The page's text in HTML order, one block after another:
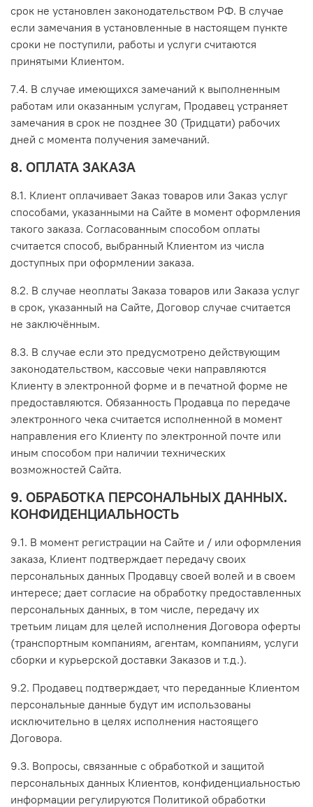
срок не установлен законодательством РФ. В случае
если замечания в установленные в настоящем пункте
сроки не поступили, работы и услуги считаются
принятыми Клиентом.
7.4. В случае имеющихся замечаний к выполненным
работам или оказанным услугам, Продавец устраняет
замечания в срок не позднее 30 (Тридцати) рабочих
дней с момента получения замечаний.
8. ОПЛАТА ЗАКАЗА
8.1. Клиент оплачивает Заказ товаров или Заказ услуг
способами, указанными на Сайте в момент оформления
такого заказа. Согласованным способом оплаты
считается способ, выбранный Клиентом из числа
доступных при оформлении заказа.
8.2. В случае неоплаты Заказа товаров или Заказа услуг
в срок, указанный на Сайте, Договор случае считается
не заключённым.
8.3. В случае если это предусмотрено действующим
законодательством, кассовые чеки направляются
Клиенту в электронной форме и в печатной форме не
предоставляются. Обязанность Продавца по передаче
электронного чека считается исполненной в момент
направления его Клиенту по электронной почте или
иным способом при наличии технических
возможностей Сайта.
9. ОБРАБОТКА ПЕРСОНАЛЬНЫХ ДАННЫХ.
КОНФИДЕНЦИАЛЬНОСТЬ
9.1. В момент регистрации на Сайте и / или оформления
заказа, Клиент подтверждает передачу своих
персональных данных Продавцу своей волей и в своем
интересе; дает согласие на обработку предоставленных
персональных данных, в том числе, передачу их
третьим лицам для целей исполнения Договора оферты
(транспортным компаниям, агентам, компаниям, услуги
сборки и курьерской доставки Заказов и т.д.).
9.2. Продавец подтверждает, что переданные Клиентом
персональные данные будут им использованы
исключительно в целях исполнения настоящего
Договора.
9.3. Вопросы, связанные с обработкой и защитой
персональных данных Клиентов, конфиденциальностью
информации регулируются Политикой обработки